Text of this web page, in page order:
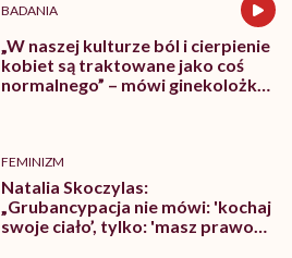
BADANIA
„W naszej kulturze ból i cierpienie
kobiet są traktowane jako coś
normalnego” – mówi ginekolożka
FEMINIZM
Natalia Skoczylas:
„Grubancypacja nie mówi: 'kochaj
swoje ciało’, tylko: 'masz prawo